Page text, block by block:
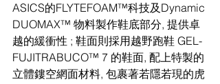
ASICS的FLYTEFOAM™科技及Dynamic
DUOMAX™ 物料製作鞋底部分, 提供卓
越的緩衝性 ; 鞋面則採用越野跑鞋 GEL-
FUJITRABUCO™ 7 的鞋面, 配上特製的
立體鏤空網面材料, 包裹著若隱若現的虎